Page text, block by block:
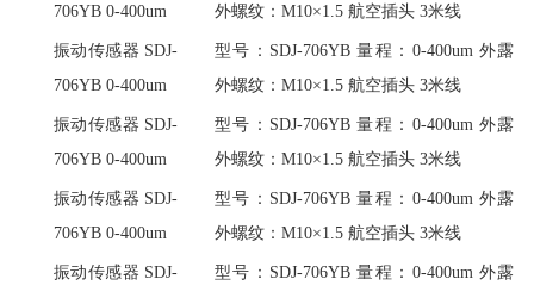
706YB 0-400um
外螺纹：M10×1.5 航空插头 3米线
振动传感器 SDJ-
706YB 0-400um
型号：SDJ-706YB 量程：0-400um 外露
外螺纹：M10×1.5 航空插头 3米线
振动传感器 SDJ-
706YB 0-400um
型号：SDJ-706YB 量程：0-400um 外露
外螺纹：M10×1.5 航空插头 3米线
振动传感器 SDJ-
706YB 0-400um
型号：SDJ-706YB 量程：0-400um 外露
外螺纹：M10×1.5 航空插头 3米线
振动传感器 SDJ-
型号：SDJ-706YB 量程：0-400um 外露